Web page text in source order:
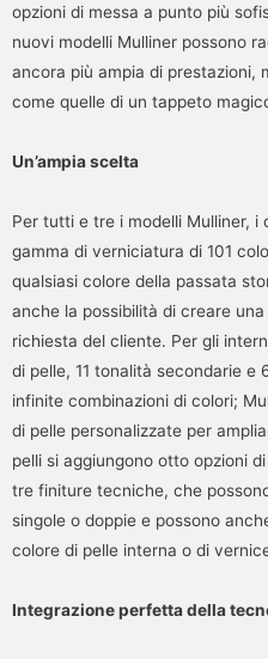
opzioni di messa a punto più
nuovi modelli Mulliner possono
ancora più ampia di prestazioni,
come quelle di un tappeto
Un’ampia scelta
Per tutti e tre i modelli Mulliner, i
gamma di verniciatura di 101
qualsiasi colore della passata
anche la possibilità di creare
richiesta del cliente. Per gli
di pelle, 11 tonalità secondarie e
infinite combinazioni di colori;
di pelle personalizzate per
pelli si aggiungono otto opzioni
tre finiture tecniche, che
singole o doppie e possono
colore di pelle interna o di
Integrazione perfetta della